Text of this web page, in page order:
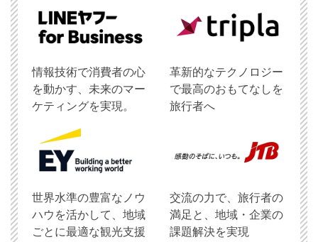
情報技術で消費者の心
を動かす、未来のマー
ケティングを実現。
革新的なテクノロジー
で最高のおもてなしを
旅行者へ
世界水準の豊富なノウ
ハウを活かして、地域
ごとに最適な観光支援
交流の力で、旅行者の
満足と、地域・企業の
課題解決を実現